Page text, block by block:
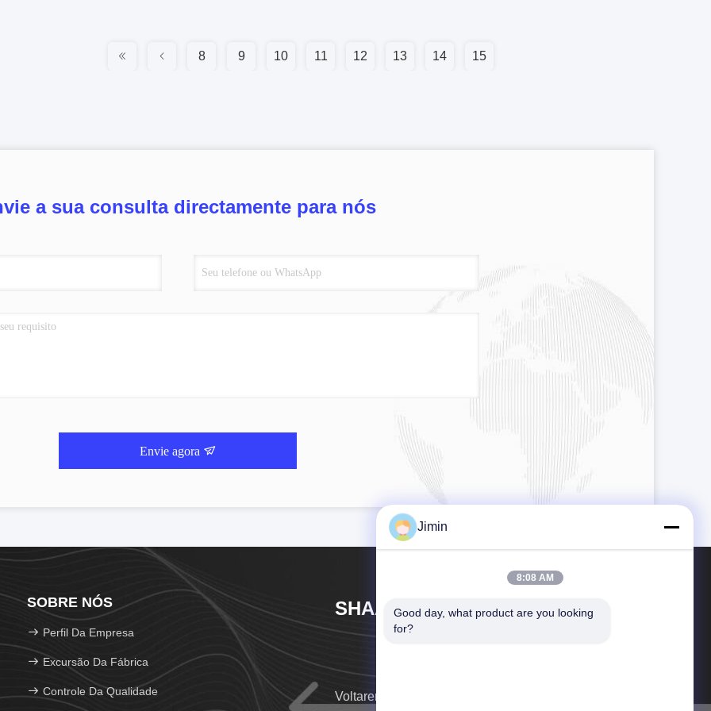
8 9 10 11 12 13 14 15
a sua consulta directamente para nós
Envie agora
SOBRE NÓS
Perfil Da Empresa
Excursão Da Fábrica
Controle Da Qualidade
SHAAN XI HAN OCEAN CO . , LTD
Voltaremos a ligar-lhe o mais depressa possível.
Jimin
8:08 AM
Good day, what product are you looking
for?